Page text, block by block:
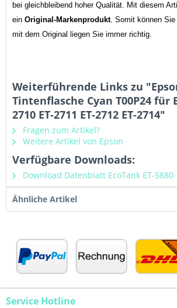
bei gleichbleibend hoher Qualität. Mit diesem
ein Original-Markenprodukt. Somit können
mit dem Original liegen Sie immer richtig.
Weiterführende Links zu
Tintenflasche Cyan T00P24 für
2710 ET-2711 ET-2712 ET-2714"
Fragen zum Artikel?
Weitere Artikel von Epson
Verfügbare Downloads:
Download Datenblatt EcoTank ET-5880
Ähnliche Artikel
Service Hotline